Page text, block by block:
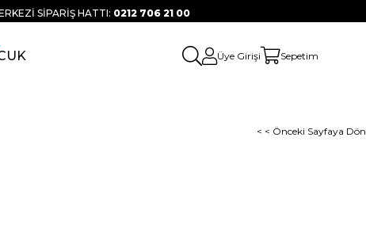
SİPARİŞ HATTI: 0212 706 21 00
Üye Girişi Sepetim
< < Önceki Sayfaya Dön